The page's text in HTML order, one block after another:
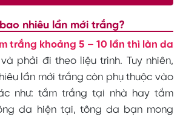
nhiêu lần mới trắng?
trắng khoảng 5 – 10 lần thì làn da
và phải đi theo liệu trình. Tuy nhiên,
lần mới trắng còn phụ thuộc vào
như: tắm trắng tại nhà hay tắm
da hiện tại, tông da bạn mong